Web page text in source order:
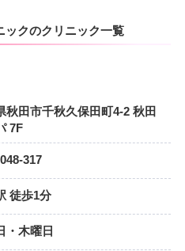
ックのクリニック一覧
秋田市千秋久保田町4-2 秋田
7F
317
徒歩1分
・木曜日